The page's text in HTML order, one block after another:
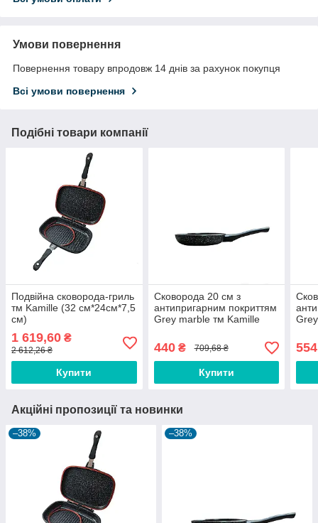
Умови повернення
Повернення товару впродовж 14 днів за рахунок покупця
Всі умови повернення
Подібні товари компанії
Подвійна сковорода-гриль
тм Kamille (32 см*24см*7,5
см)
1 619,60 ₴
2 612,26 ₴
Купити
Сковорода 20 см з
антипригарним покриттям
Grey marble тм Kamille
440₴ 709,68 ₴
Купити
554
Акційні пропозиції та новинки
–38% –38%